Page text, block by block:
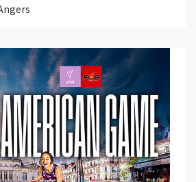
: American game de l'UFAB